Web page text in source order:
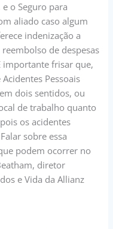
o Seguro para
aliado caso algum
indenização a
de despesas
importante frisar que,
Pessoais
dois sentidos, ou
de trabalho quanto
os acidentes
sobre essa
podem ocorrer no
diretor
e Vida da Allianz